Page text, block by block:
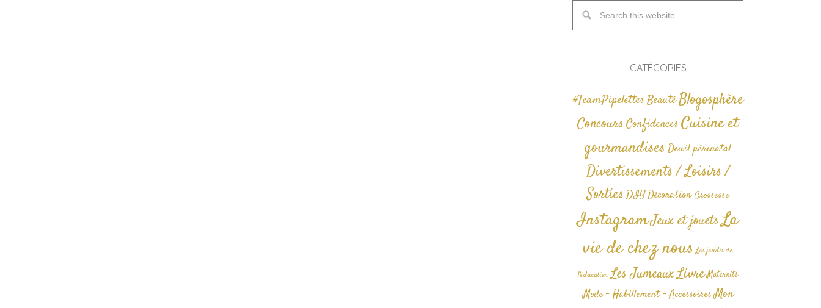
CATÉGORIES
#TeamPipelettesBeautéBlogosphère
ConcoursConfidences Cuisine et
gourmandises Deuil périnatal
Divertissements / Loisirs /
SortiesDIYDécoration Grossesse
InstagramJeux et jouetsLa
vie de chez nous Les jeudis de
l'éducation Les JumeauxLivre Maternité
Mode - Habillement - AccessoiresMon